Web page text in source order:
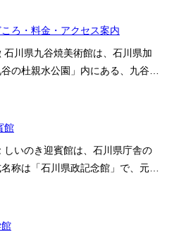
ろ・料金・アクセス案内
川県九谷焼美術館は、石川県加
の杜親水公園」内にある、九谷…
館
いのき迎賓館は、石川県庁舎の
称は「石川県政記念館」で、元…